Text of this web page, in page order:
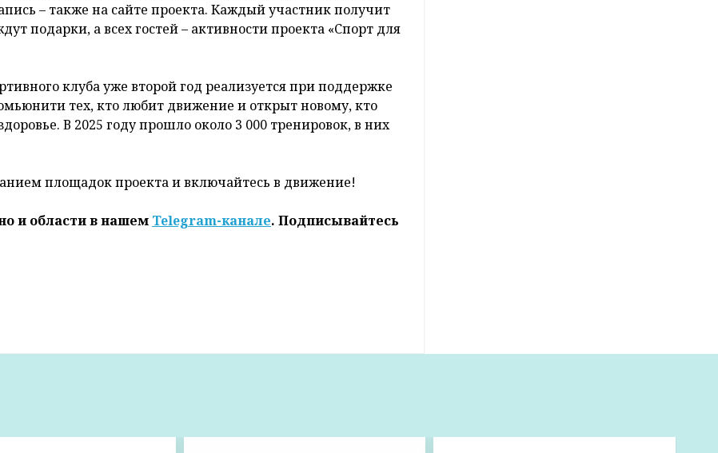
– также на сайте проекта. Каждый участник получит
подарки, а всех гостей – активности проекта «Спорт для
клуба уже второй год реализуется при поддержке
тех, кто любит движение и открыт новому, кто
В 2025 году прошло около 3 000 тренировок, в них
площадок проекта и включайтесь в движение!
и области в нашем Telegram-канале. Подписывайтесь
чем говорили на заседании облисполкома